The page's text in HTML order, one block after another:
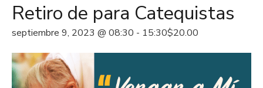
Retiro de para Catequistas
septiembre 9, 2023 @ 08:30 - 15:30$20.00